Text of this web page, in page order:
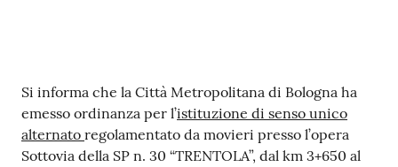
Contenuto
Si informa che la Città Metropolitana di Bologna ha
emesso ordinanza per l’istituzione di senso unico
alternato regolamentato da movieri presso l’opera
Sottovia della SP n. 30 “TRENTOLA”, dal km 3+650 al